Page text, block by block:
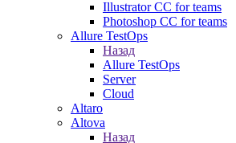
Illustrator CC for teams
Photoshop CC for teams
Allure TestOps
Назад
Allure TestOps
Server
Cloud
Altaro
Altova
Назад